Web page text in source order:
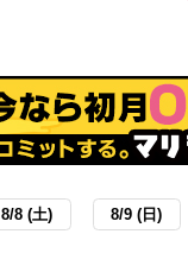
8/8 (土) 8/9 (日)